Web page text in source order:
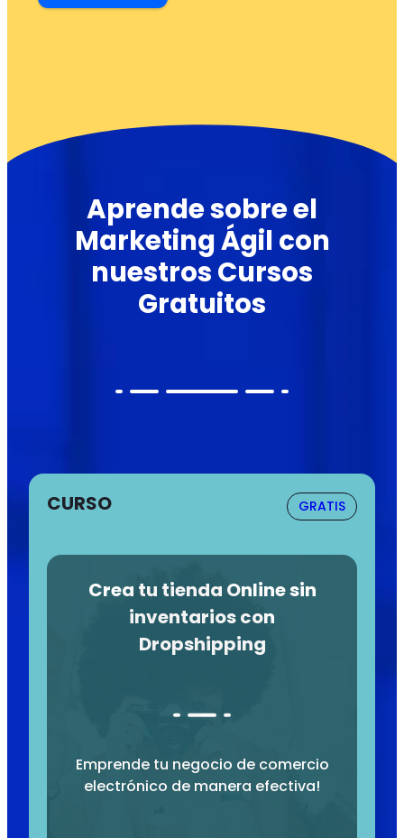
Aprende sobre el
Marketing Ágil con
nuestros Cursos
Gratuitos
CURSO GRATIS
Crea tu tienda Online sin
inventarios con
Dropshipping
Emprende tu negocio de comercio
electrónico de manera efectiva!